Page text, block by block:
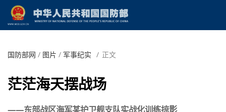
国防部网 / 图片 / 军事纪实 / 正文
茫茫海天摆战场
——东部战区海军某护卫舰支队实战化训练掠影